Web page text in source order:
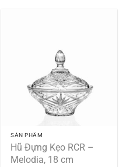
SẢN PHẨM
Hũ Đựng Kẹo RCR –
Melodia, 18 cm